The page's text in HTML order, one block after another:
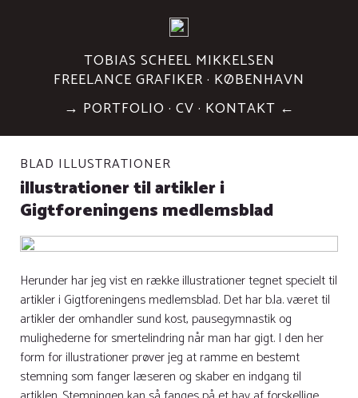
TOBIAS SCHEEL MIKKELSEN
FREELANCE GRAFIKER · KØBENHAVN
→ PORTFOLIO · CV · KONTAKT ←
BLAD ILLUSTRATIONER
illustrationer til artikler i
Gigtforeningens medlemsblad
Herunder har jeg vist en række illustrationer tegnet specielt til
artikler i Gigtforeningens medlemsblad. Det har b.la. været til
artikler der omhandler sund kost, pausegymnastik og
mulighederne for smertelindring når man har gigt. I den her
form for illustrationer prøver jeg at ramme en bestemt
stemning som fanger læseren og skaber en indgang til